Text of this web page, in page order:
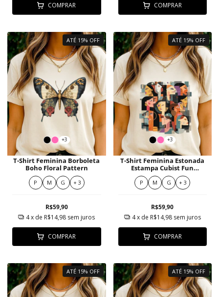
COMPRAR COMPRAR
ATÉ 15% OFF
+3
T-Shirt Feminina Borboleta
Boho Floral Pattern
P M G + 3
R$59,90
4x de R$14,98 sem juros
COMPRAR
ATÉ 15% OFF
+3
T-Shirt Feminina Estonada
Estampa Cubist Fun
Memphis Art Women
Moderna
P M G + 3
R$59,90
4x de R$14,98 sem juros
COMPRAR
ATÉ 15% OFF ATÉ 15% OFF